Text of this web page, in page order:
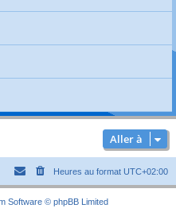
Aller à
Heures au format UTC+02:00
Software © phpBB Limited